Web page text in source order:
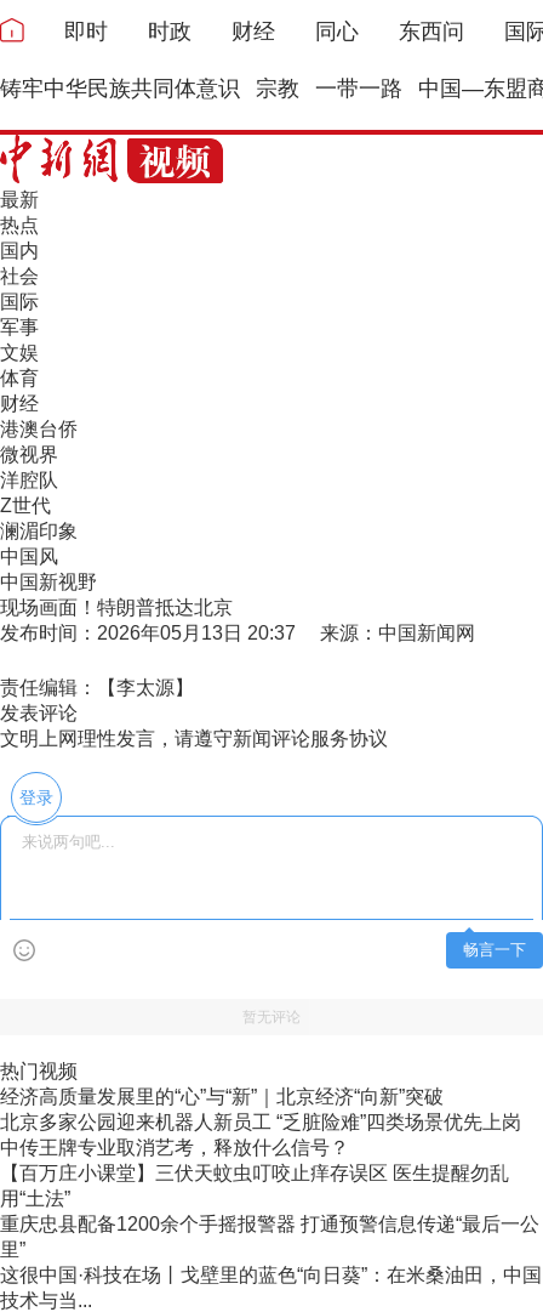
即时 时政 财经 同心 东西问 国
铸牢中华民族共同体意识 宗教 一带一路 中国—东盟
最新
热点
国内
社会
国际
军事
文娱
体育
财经
港澳台侨
微视界
洋腔队
Z世代
澜湄印象
中国风
中国新视野
现场画面！特朗普抵达北京
发布时间：2026年05月13日 20:37 来源：中国新闻网
责任编辑：【李太源】
发表评论
文明上网理性发言，请遵守新闻评论服务协议
登录
畅言一下
暂无评论
热门视频
经济高质量发展里的“心”与“新”｜北京经济“向新”突破
北京多家公园迎来机器人新员工 “乏脏险难”四类场景优先上岗
中传王牌专业取消艺考，释放什么信号？
【百万庄小课堂】三伏天蚊虫叮咬止痒存误区 医生提醒勿乱
用“土法”
重庆忠县配备1200余个手摇报警器 打通预警信息传递“最后一公
里”
这很中国·科技在场丨戈壁里的蓝色“向日葵”：在米桑油田，中国
技术与当...